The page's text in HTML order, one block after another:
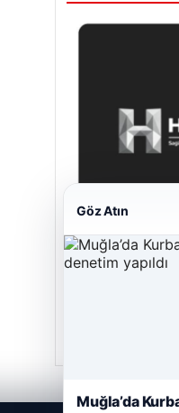
Hastaş Beton
Göz Atın
Muğla’da